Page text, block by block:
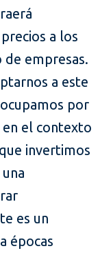
a los
empresas.
a este
por
el contexto
invertimos
es un
épocas